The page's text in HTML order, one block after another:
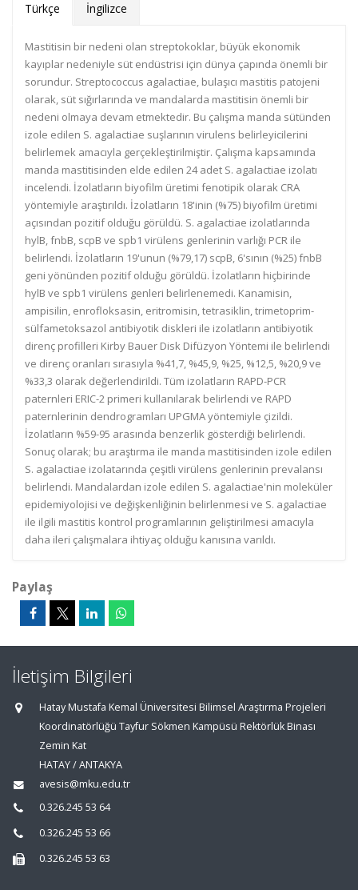
Türkçe İngilizce
Mastitisin bir nedeni olan streptokoklar, büyük ekonomik
kayıplar nedeniyle süt endüstrisi için dünya çapında önemli bir
sorundur. Streptococcus agalactiae, bulaşıcı mastitis patojeni
olarak, süt sığırlarında ve mandalarda mastitisin önemli bir
nedeni olmaya devam etmektedir. Bu çalışma manda sütünden
izole edilen S. agalactiae suşlarının virulens belirleyicilerini
belirlemek amacıyla gerçekleştirilmiştir. Çalışma kapsamında
manda mastitisinden elde edilen 24 adet S. agalactiae izolatı
incelendi. İzolatların biyofilm üretimi fenotipik olarak CRA
yöntemiyle araştırıldı. İzolatların 18'inin (%75) biyofilm üretimi
açısından pozitif olduğu görüldü. S. agalactiae izolatlarında
hylB, fnbB, scpB ve spb1 virülens genlerinin varlığı PCR ile
belirlendi. İzolatların 19'unun (%79,17) scpB, 6'sının (%25) fnbB
geni yönünden pozitif olduğu görüldü. İzolatların hiçbirinde
hylB ve spb1 virülens genleri belirlenemedi. Kanamisin,
ampisilin, enrofloksasin, eritromisin, tetrasiklin, trimetoprim-
sülfametoksazol antibiyotik diskleri ile izolatların antibiyotik
direnç profilleri Kirby Bauer Disk Difüzyon Yöntemi ile belirlendi
ve direnç oranları sırasıyla %41,7, %45,9, %25, %12,5, %20,9 ve
%33,3 olarak değerlendirildi. Tüm izolatların RAPD-PCR
paternleri ERIC-2 primeri kullanılarak belirlendi ve RAPD
paternlerinin dendrogramları UPGMA yöntemiyle çizildi.
İzolatların %59-95 arasında benzerlik gösterdiği belirlendi.
Sonuç olarak; bu araştırma ile manda mastitisinden izole edilen
S. agalactiae izolatarında çeşitli virülens genlerinin prevalansı
belirlendi. Mandalardan izole edilen S. agalactiae'nin moleküler
epidemiyolojisi ve değişkenliğinin belirlenmesi ve S. agalactiae
ile ilgili mastitis kontrol programlarının geliştirilmesi amacıyla
daha ileri çalışmalara ihtiyaç olduğu kanısına varıldı.
Paylaş
İletişim Bilgileri
Hatay Mustafa Kemal Üniversitesi Bilimsel Araştırma Projeleri
Koordinatörlüğü Tayfur Sökmen Kampüsü Rektörlük Binası
Zemin Kat
HATAY / ANTAKYA
avesis@mku.edu.tr
0.326.245 53 64
0.326.245 53 66
0.326.245 53 63